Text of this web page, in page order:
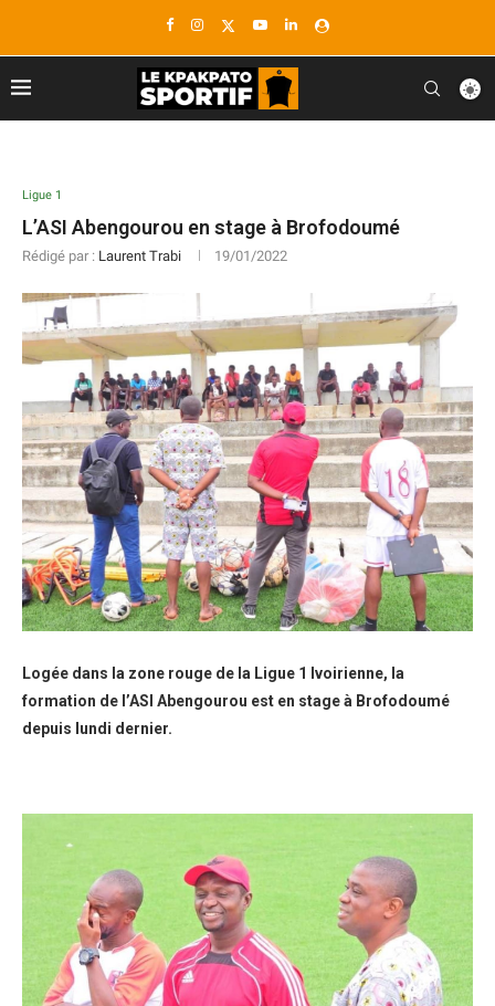
Ligue 1
L’ASI Abengourou en stage à Brofodoumé
Rédigé par : Laurent Trabi 19/01/2022
Logée dans la zone rouge de la Ligue 1 Ivoirienne, la
formation de l’ASI Abengourou est en stage à Brofodoumé
depuis lundi dernier.